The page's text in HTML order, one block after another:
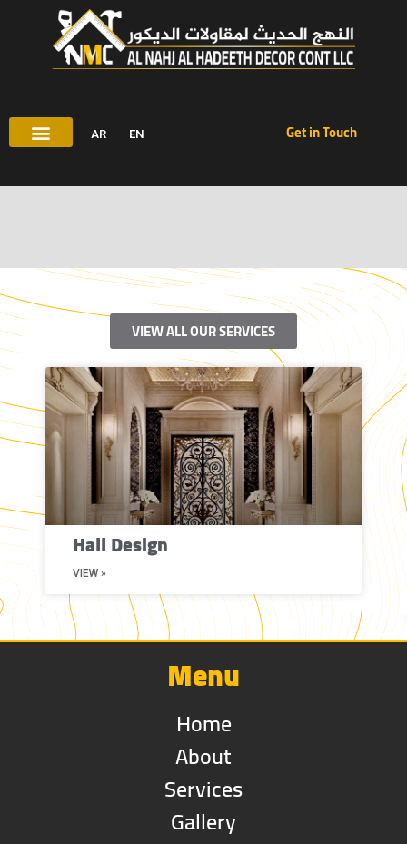
AR EN Get in Touch
VIEW ALL OUR SERVICES
Hall Design
VIEW »
Menu
Home
About
Services
Gallery